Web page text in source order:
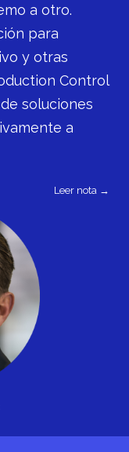
a otro.
para
y otras
Control
soluciones
a
Leer nota →